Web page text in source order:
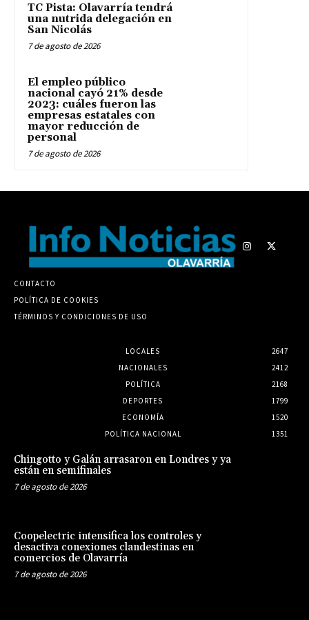
TC Pista: Olavarría tendrá
una nutrida delegación en
San Nicolás
7 de agosto de 2026
El empleo público
nacional cayó 21% desde
2023: cuáles fueron las
empresas estatales con
mayor reducción de
personal
7 de agosto de 2026
CONTACTO
POLÍTICA DE COOKIES
TÉRMINOS Y CONDICIONES DE USO
LOCALES
2647
NACIONALES
2412
POLÍTICA
2168
DEPORTES
1799
ECONOMÍA
1520
POLÍTICA NACIONAL
1351
Chingotto y Galán arrasaron en Londres y ya
están en semifinales
7 de agosto de 2026
Coopelectric intensifica los controles y
desactiva conexiones clandestinas en
comercios de Olavarría
7 de agosto de 2026